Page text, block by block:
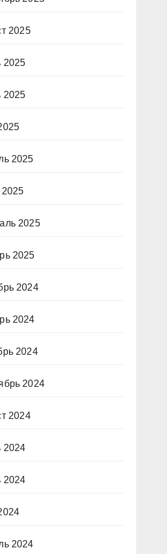
2025
2025
2025
2025
2025
2025
2024
2024
2024
2024
2024
2024
2024
2024